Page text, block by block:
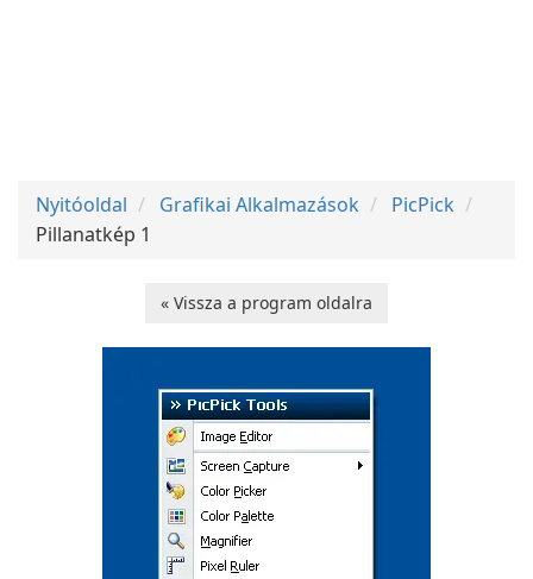
Nyitóoldal Grafikai Alkalmazások
PicPick
Pillanatkép 1
« Vissza a program oldalra